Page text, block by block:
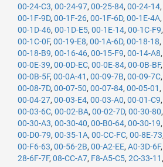
00-24-C3, 00-24-97, 00-25-84, 00-24-14,
00-1F-9D, 00-1F-26, 00-1F-6D, 00-1E-4A,
00-1D-46, 00-1D-E5, 00-1E-14, 00-1C-F9,
00-1C-0F, 00-19-E8, 00-1A-6D, 00-18-18,
00-18-B9, 00-16-46, 00-15-F9, 00-14-A8,
00-0E-39, 00-0D-EC, 00-0E-84, 00-0B-BF,
00-0B-5F, 00-0A-41 , 00-09-7B, 00-09-7C,
00-08-7D, 00-07-50, 00-07-84, 00-05-01 ,
00-04-27, 00-03-E4, 00-03-A0, 00-01-C9,
00-03-6C, 00-02-BA, 00-02-7D, 00-30-80,
00-30-A3, 00-30-40, 00-B0-64, 00-30-19,
00-D0-79, 00-35-1A, 00-CC-FC, 00-8E-73
00-F6-63, 00-56-2B, 00-A2-EE, A0-3D-6F,
28-6F-7F, 08-CC-A7, F8-A5-C5, 2C-33-11 ,